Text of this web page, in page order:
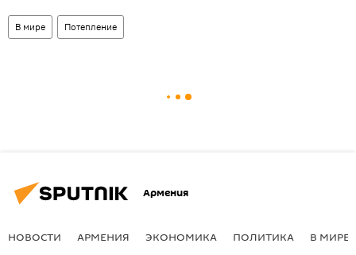
В мире Потепление
Армения
НОВОСТИ АРМЕНИЯ ЭКОНОМИКА ПОЛИТИКА В МИРЕ